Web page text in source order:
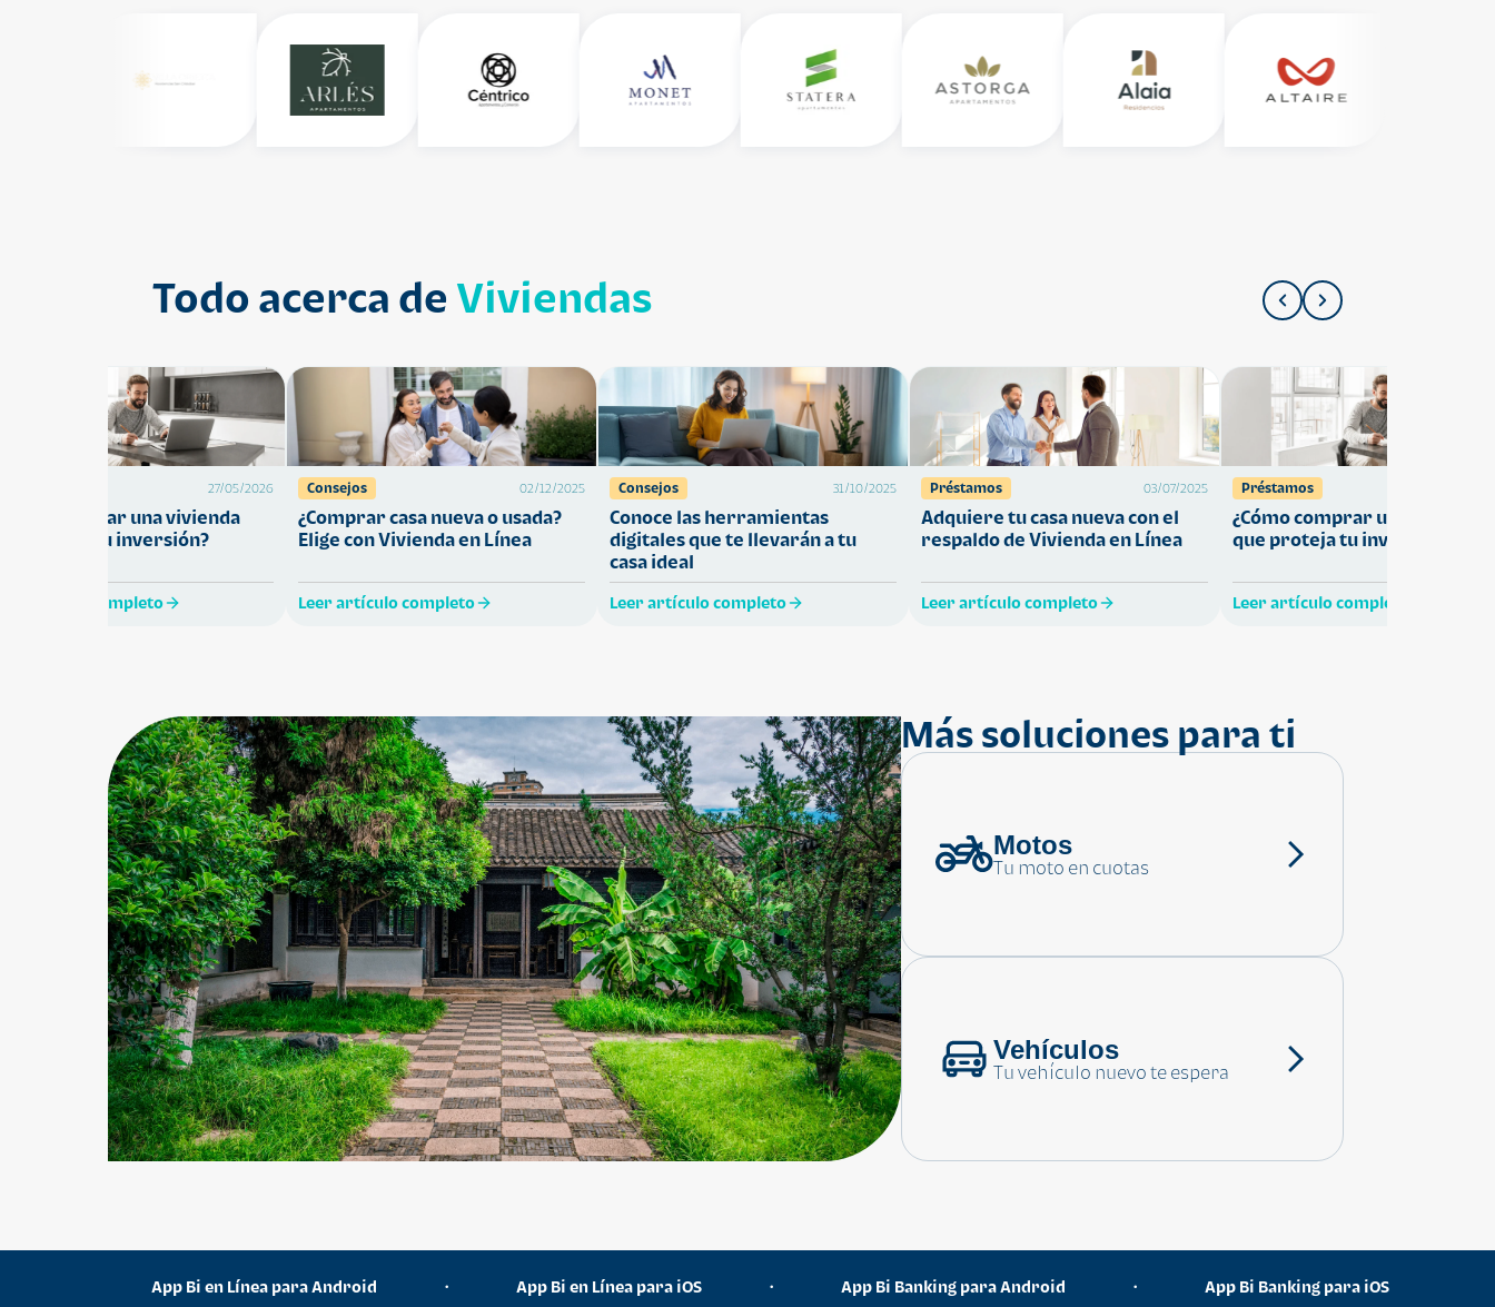
Todo acerca de Viviendas
27/05/2026
comprar una vivienda
proteja tu inversión?
artículo completo
Consejos 02/12/2025
¿Comprar casa nueva o usada?
Elige con Vivienda en Línea
Leer artículo completo
Consejos 31/10/2025
Conoce las herramientas
digitales que te llevarán a tu
casa ideal
Leer artículo completo
Préstamos 03/07/2025
Adquiere tu casa nueva con el
respaldo de Vivienda en Línea
Leer artículo completo
Préstamos
¿Cómo comprar una vivienda
que proteja tu inversión?
Leer artículo completo
¿Necesitas ayuda?
Más soluciones para ti
Motos
Tu moto en cuotas
Vehículos
Tu vehículo nuevo te espera
App Bi en Línea para Android • App Bi en Línea para iOS • App Bi Banking para Android • App Bi Banking para iOS